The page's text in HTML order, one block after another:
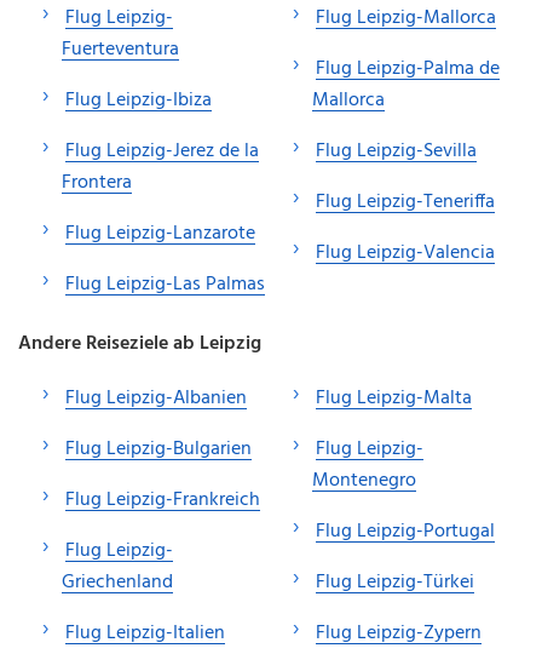
Flug Leipzig-
Fuerteventura
Flug Leipzig-Ibiza
Flug Leipzig-Jerez de la
Frontera
Flug Leipzig-Lanzarote
Flug Leipzig-Las Palmas
Flug Leipzig-Mallorca
Flug Leipzig-Palma de
Mallorca
Flug Leipzig-Sevilla
Flug Leipzig-Teneriffa
Flug Leipzig-Valencia
Andere Reiseziele ab Leipzig
Flug Leipzig-Albanien
Flug Leipzig-Bulgarien
Flug Leipzig-Frankreich
Flug Leipzig-
Griechenland
Flug Leipzig-Italien
Flug Leipzig-Malta
Flug Leipzig-
Montenegro
Flug Leipzig-Portugal
Flug Leipzig-Türkei
Flug Leipzig-Zypern